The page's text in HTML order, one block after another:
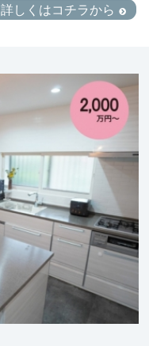
詳しくはコチラから